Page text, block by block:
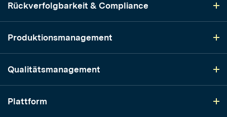
Rückverfolgbarkeit & Compliance
Produktionsmanagement
Qualitätsmanagement
Plattform